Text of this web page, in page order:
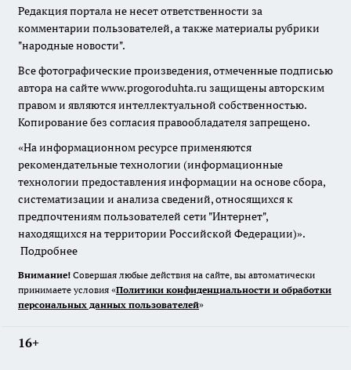
Редакция портала не несет ответственности за
комментарии пользователей, а также материалы рубрики
"народные новости".
Все фотографические произведения, отмеченные подписью
автора на сайте www.progoroduhta.ru защищены авторским
правом и являются интеллектуальной собственностью.
Копирование без согласия правообладателя запрещено.
«На информационном ресурсе применяются
рекомендательные технологии (информационные
технологии предоставления информации на основе сбора,
систематизации и анализа сведений, относящихся к
предпочтениям пользователей сети "Интернет",
находящихся на территории Российской Федерации)».
Подробнее
Внимание! Совершая любые действия на сайте, вы автоматически
принимаете условия «Политики конфиденциальности и обработки
персональных данных пользователей»
16+